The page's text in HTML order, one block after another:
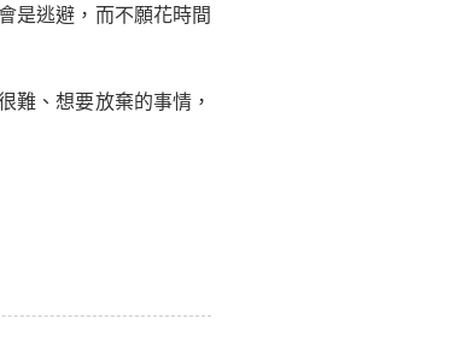
是逃避，而不願花時間
、想要放棄的事情，